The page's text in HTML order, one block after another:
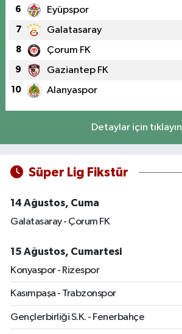
6 Eyüpspor
7 Galatasaray
8 Çorum FK
9 Gaziantep FK
10 Alanyaspor
Detaylar için tıklayın
Süper Lig Fikstür
14 Ağustos, Cuma
Galatasaray - Çorum FK
15 Ağustos, Cumartesi
Konyaspor - Rizespor
Kasımpaşa - Trabzonspor
Gençlerbirliği S.K. - Fenerbahçe